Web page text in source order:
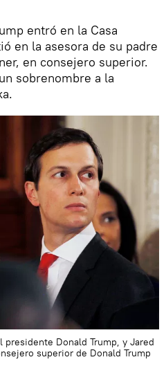
entró en la Casa
en la asesora de su padre
en consejero superior.
sobrenombre a la
presidente Donald Trump, y Jared
superior de Donald Trump